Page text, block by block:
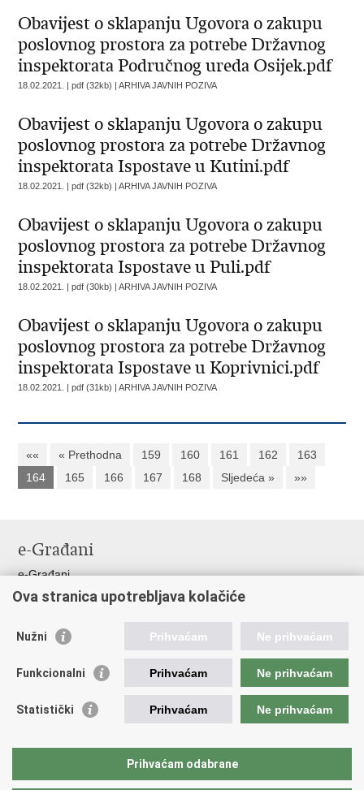
Obavijest o sklapanju Ugovora o zakupu
poslovnog prostora za potrebe Državnog
inspektorata Područnog ureda Osijek.pdf
18.02.2021. | pdf (32kb) |ARHIVA JAVNIH POZIVA
Obavijest o sklapanju Ugovora o zakupu
poslovnog prostora za potrebe Državnog
inspektorata Ispostave u Kutini.pdf
18.02.2021. | pdf (32kb) |ARHIVA JAVNIH POZIVA
Obavijest o sklapanju Ugovora o zakupu
poslovnog prostora za potrebe Državnog
inspektorata Ispostave u Puli.pdf
18.02.2021. | pdf (30kb) |ARHIVA JAVNIH POZIVA
Obavijest o sklapanju Ugovora o zakupu
poslovnog prostora za potrebe Državnog
inspektorata Ispostave u Koprivnici.pdf
18.02.2021. | pdf (31kb) |ARHIVA JAVNIH POZIVA
«« « Prethodna 159 160 161 162
163
164
165 166 167 168 Sljedeća » »»
e-Građani
e-Građani
Pristup informacijama
Pravo na pristup informacijama
Pristup otvorenim podacima ministarstva
Važne poveznice
Pučka pravobraniteljica
Državna škola za javnu upravu
Ova stranica upotrebljava kolačiće
Nužni Prihvaćam Ne prihvaćam
Funkcionalni Prihvaćam Ne prihvaćam
Statistički Prihvaćam Ne prihvaćam
Prihvaćam odabrane